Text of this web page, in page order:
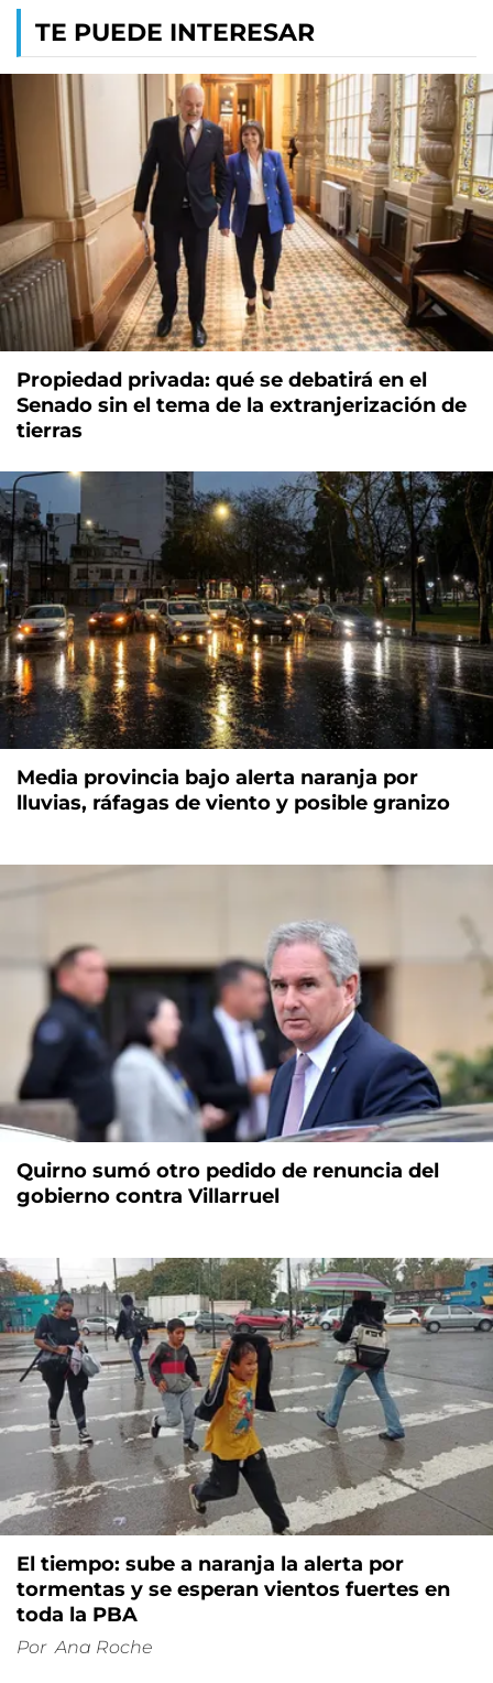
TE PUEDE INTERESAR
Propiedad privada: qué se debatirá en el
Senado sin el tema de la extranjerización de
tierras
Media provincia bajo alerta naranja por
lluvias, ráfagas de viento y posible granizo
Quirno sumó otro pedido de renuncia del
gobierno contra Villarruel
El tiempo: sube a naranja la alerta por
tormentas y se esperan vientos fuertes en
toda la PBA
Por Ana Roche